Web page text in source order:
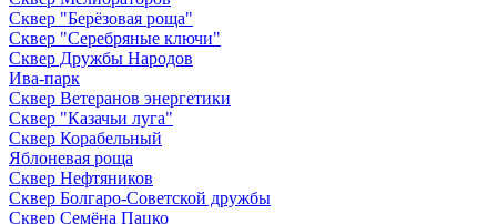
Сквер "Берёзовая роща"
Сквер "Серебряные ключи"
Сквер Дружбы Народов
Ива-парк
Сквер Ветеранов энергетики
Сквер "Казачьи луга"
Сквер Корабельный
Яблоневая роща
Сквер Нефтяников
Сквер Болгаро-Советской дружбы
Сквер Семёна Пацко